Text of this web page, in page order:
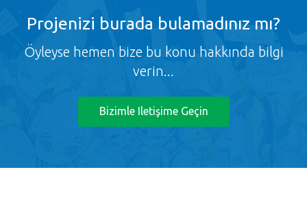
Projenizi burada bulamadınız mı?
Öyleyse hemen bize bu konu hakkında bilgi
verin...
Bizimle Iletişime Geçin